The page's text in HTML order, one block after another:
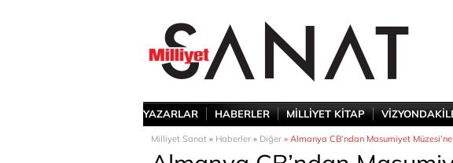
YAZARLAR HABERLER MİLLİYET KİTAP
Milliyet Sanat » Haberler » Diğer » Almanya CB’ndan Masumiyet